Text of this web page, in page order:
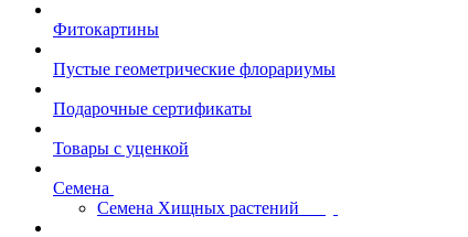
Фитокартины
Пустые геометрические флорариумы
Подарочные сертификаты
Товары с уценкой
Семена
Семена Хищных растений